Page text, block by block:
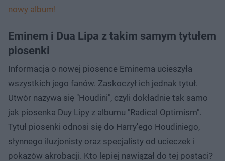
nowy album!
Eminem i Dua Lipa z takim samym tytułem
piosenki
Informacja o nowej piosence Eminema ucieszyła
wszystkich jego fanów. Zaskoczył ich jednak tytuł.
Utwór nazywa się "Houdini", czyli dokładnie tak samo
jak piosenka Duy Lipy z albumu "Radical Optimism".
Tytuł piosenki odnosi się do Harry'ego Houdiniego,
słynnego iluzjonisty oraz specjalisty od ucieczek i
pokazów akrobacji. Kto lepiej nawiązał do tej postaci?